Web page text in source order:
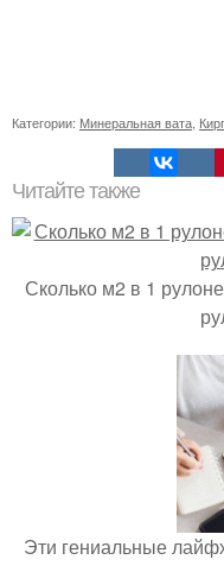
Категории: Минеральная вата
Читайте также
Сколько м2 в 1
Эти гениальные